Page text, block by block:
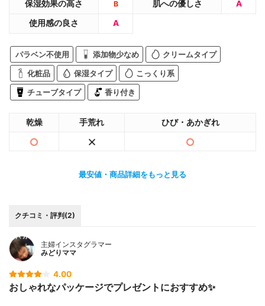
保湿効果の高さ B 肌への優しさ A
使用感の良さ A
パラベン不使用 添加物少なめ クリームタイプ
化粧品 保湿タイプ こっくり系
チューブタイプ 香り付き
乾燥 手荒れ ひび・あかぎれ
最安値・商品詳細をもっと見る
クチコミ・評判(2)
主婦インスタグラマー
みどりママ
4.00
おしゃれなパッケージでプレゼントにおすすめ✨